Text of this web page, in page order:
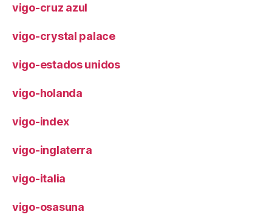
vigo-cruz azul
vigo-crystal palace
vigo-estados unidos
vigo-holanda
vigo-index
vigo-inglaterra
vigo-italia
vigo-osasuna